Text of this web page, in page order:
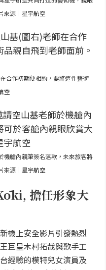
來源｜星宇航空
合作初期便相約，要將這件藝術
空
機艙內親筆簽名落款，未來旅客將
來源｜星宇航空
擔任形象大
機上安全影片引發熱烈
巨星木村拓哉與歌手工
經驗的模特兒女演員及